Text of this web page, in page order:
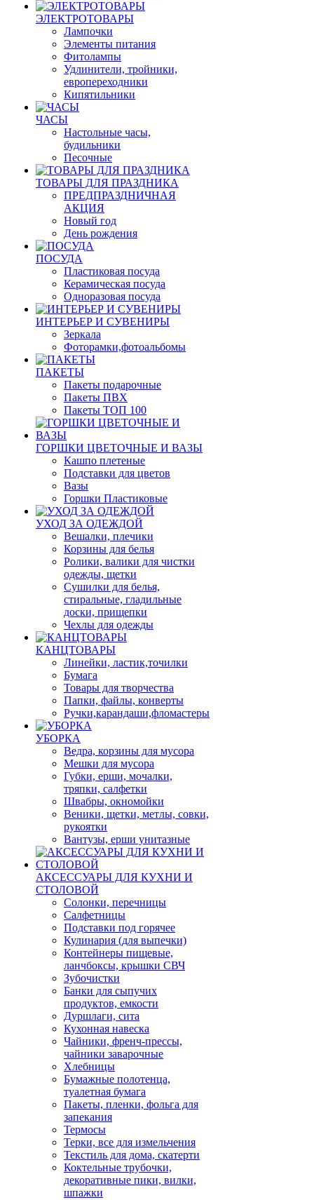
ЭЛЕКТРОТОВАРЫ
Лампочки
Элементы питания
Фитолампы
Удлинители, тройники,
европереходники
Кипятильники
ЧАСЫ
Настольные часы,
будильники
Песочные
ТОВАРЫ ДЛЯ ПРАЗДНИКА
ПРЕДПРАЗДНИЧНАЯ
АКЦИЯ
Новый год
День рождения
ПОСУДА
Пластиковая посуда
Керамическая посуда
Одноразовая посуда
ИНТЕРЬЕР И СУВЕНИРЫ
Зеркала
Фоторамки,фотоальбомы
ПАКЕТЫ
Пакеты подарочные
Пакеты ПВХ
Пакеты ТОП 100
ГОРШКИ ЦВЕТОЧНЫЕ И ВАЗЫ
Кашпо плетеные
Подставки для цветов
Вазы
Горшки Пластиковые
УХОД ЗА ОДЕЖДОЙ
Вешалки, плечики
Корзины для белья
Ролики, валики для чистки
одежды, щетки
Сушилки для белья,
стиральные, гладильные
доски, прищепки
Чехлы для одежды
КАНЦТОВАРЫ
Линейки, ластик,точилки
Бумага
Товары для творчества
Папки, файлы, конверты
Ручки,карандаши,фломастеры
УБОРКА
Ведра, корзины для мусора
Мешки для мусора
Губки, ерши, мочалки,
тряпки, салфетки
Швабры, окномойки
Веники, щетки, метлы, совки,
рукоятки
Вантузы, ерши унитазные
АКСЕССУАРЫ ДЛЯ КУХНИ И
СТОЛОВОЙ
Солонки, перечницы
Салфетницы
Подставки под горячее
Кулинария (для выпечки)
Контейнеры пищевые,
ланчбоксы, крышки СВЧ
Зубочистки
Банки для сыпучих
продуктов, емкости
Дуршлаги, сита
Кухонная навеска
Чайники, френч-прессы,
чайники заварочные
Хлебницы
Бумажные полотенца,
туалетная бумага
Пакеты, пленки, фольга для
запекания
Термосы
Терки, все для измельчения
Текстиль для дома, скатерти
Коктельные трубочки,
декоративные пики, вилки,
шпажки